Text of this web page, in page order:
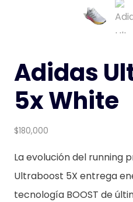
Adidas
5x White
$180,000
La evolución del running
Ultraboost 5X entrega
tecnología BOOST de